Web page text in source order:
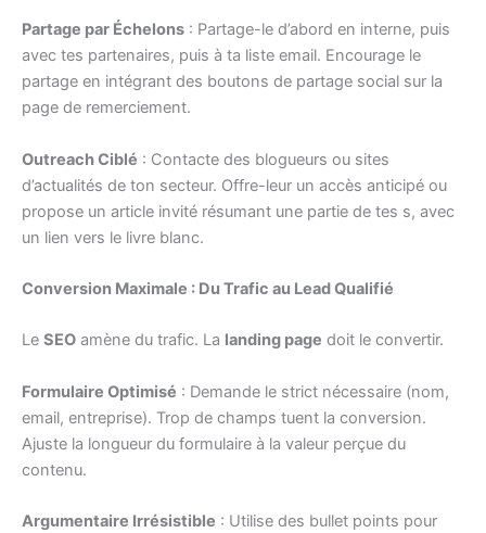
Partage par Échelons : Partage-le d’abord en interne, puis
avec tes partenaires, puis à ta liste email. Encourage le
partage en intégrant des boutons de partage social sur la
page de remerciement.
Outreach Ciblé : Contacte des blogueurs ou sites
d’actualités de ton secteur. Offre-leur un accès anticipé ou
propose un article invité résumant une partie de tes s, avec
un lien vers le livre blanc.
Conversion Maximale : Du Trafic au Lead Qualifié
Le SEO amène du trafic. La landing page doit le convertir.
Formulaire Optimisé : Demande le strict nécessaire (nom,
email, entreprise). Trop de champs tuent la conversion.
Ajuste la longueur du formulaire à la valeur perçue du
contenu.
Argumentaire Irrésistible : Utilise des bullet points pour